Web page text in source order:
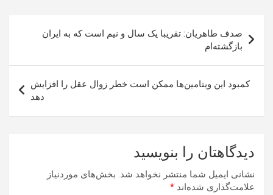
نوشته
صدف طاهریان: تقریبا یک سال و نیم است که به ایران
بازگشته‌ام
کمبود این ویتامین‌ها ممکن است خطر زوال عقل را افزایش
دهد
دیدگاهتان را بنویسید
نشانی ایمیل شما منتشر نخواهد شد. بخش‌های موردنیاز
علامت‌گذاری شده‌اند *